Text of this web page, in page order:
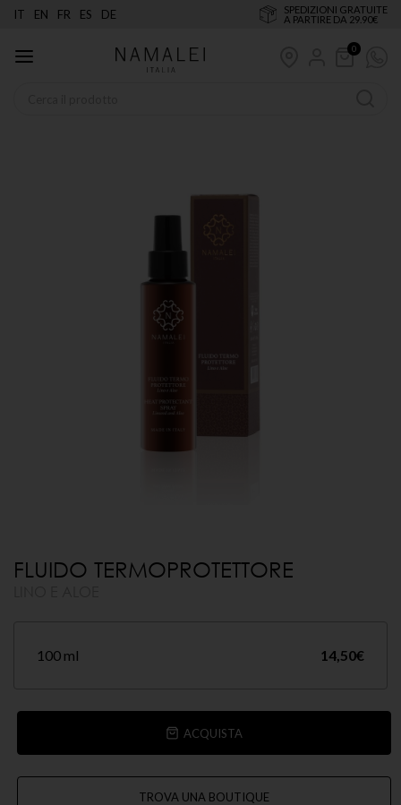
IT EN FR ES DE
SPEDIZIONI GRATUITE
A PARTIRE DA 29.90€
0
FLUIDO TERMOPROTETTORE
100 ml 14,50€
ACQUISTA
TROVA UNA BOUTIQUE